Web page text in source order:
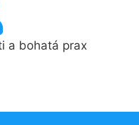
a bohatá prax